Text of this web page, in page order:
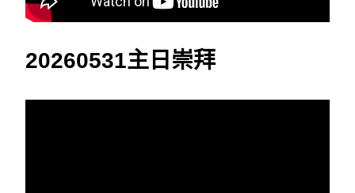
20260531主日崇拜